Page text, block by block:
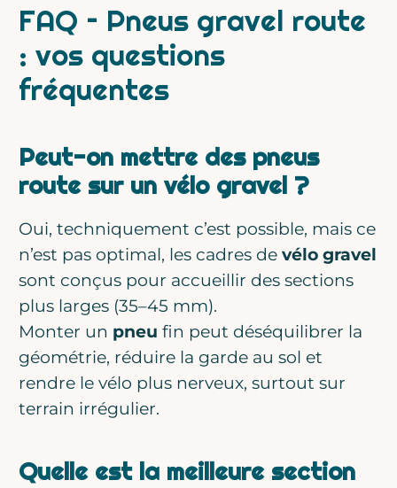
FAQ – Pneus gravel route
: vos questions
fréquentes
Peut-on mettre des pneus
route sur un vélo gravel ?
Oui, techniquement c’est possible, mais ce
n’est pas optimal, les cadres devélo gravel
sont conçus pour accueillir des sections
plus larges (35–45 mm).
Monter un pneu fin peut déséquilibrer la
géométrie, réduire la garde au sol et
rendre le vélo plus nerveux, surtout sur
terrain irrégulier.
Quelle est la meilleure section